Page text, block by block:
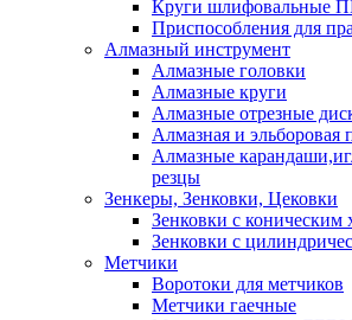
Круги шлифовальные
Приспособления для
Алмазный инструмент
Алмазные головки
Алмазные круги
Алмазные отрезные
Алмазная и
Алмазные
резцы
Зенкеры, Зенковки, Цековки
Зенковки с коническим
Зенковки с
Метчики
Воротоки для метчиков
Метчики гаечные